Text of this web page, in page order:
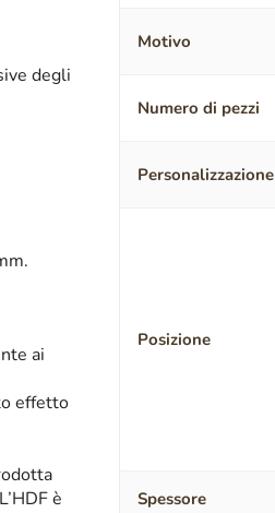
degli
ai
effetto
è
Motivo
Numero di pezzi
Personalizzazione
Posizione
Spessore